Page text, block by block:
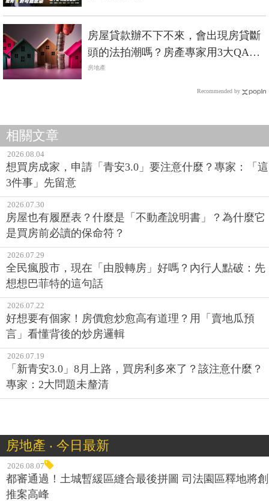
房屋貸款辦不下不來，會出現房貸斷
頭的法拍潮嗎？房產專家用3大QA解
惑
房地產
Recommended by
相關文章
2026.08.04
想買房成家，申請「青安3.0」要注意什麼？專家：「這
3件事」先留意
2026.07.30
房屋也有履歷表？什麼是「不動產說明書」？為什麼它
是買房前必讀的保命符？
2026.07.29
全民瘋股市，現在「由股轉房」好嗎？內行人點破：先
想想巴菲特的這句話
2026.07.22
好想要有個家！房價愈炒愈高有道理？用「賣地瓜預
言」看懂背後的炒房邏輯
2026.07.19
「新青安3.0」8月上路，買房利多來了？該注意什麼？
專家：2大問題未釐清
房地產 ‧ 今日最新
2026.08.07
都審通過！土城暫緩區縫合最後拼圖 司法園區釋地將創
推案高峰